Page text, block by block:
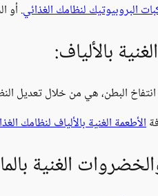
البروبيوتيك لنظامك الغذائي.أو
بالألياف:
البطن، هي من خلال تعديل
الأطعمة الغنية بالألياف لنظامك
الغنية